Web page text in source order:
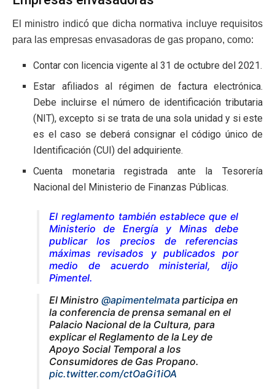
El ministro indicó que dicha normativa incluye requisitos
para las empresas envasadoras de gas propano, como:
Contar con licencia vigente al 31 de octubre del 2021.
Estar afiliados al régimen de factura electrónica.
Debe incluirse el número de identificación tributaria
(NIT), excepto si se trata de una sola unidad y si este
es el caso se deberá consignar el código único de
Identificación (CUI) del adquiriente.
Cuenta monetaria registrada ante la Tesorería
Nacional del Ministerio de Finanzas Públicas.
El reglamento también establece que el
Ministerio de Energía y Minas debe
publicar los precios de referencias
máximas revisados y publicados por
medio de acuerdo ministerial,
dijo
Pimentel.
El Ministro @apimentelmata participa en
la conferencia de prensa semanal en el
Palacio Nacional de la Cultura, para
explicar el Reglamento de la Ley de
Apoyo Social Temporal a los
Consumidores de Gas Propano.
pic.twitter.com/ctOaGi1iOA